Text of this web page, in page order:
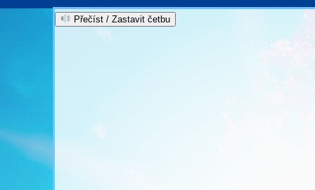
Přečíst / Zastavit četbu